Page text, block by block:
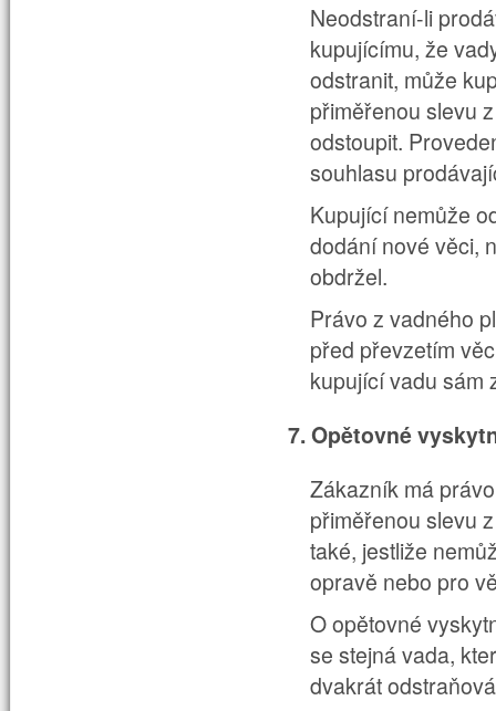
Neodstraní-li
kupujícímu, že
odstranit, může
přiměřenou slevu
odstoupit.
souhlasu
Kupující nemůže
dodání nové věci,
obdržel.
Právo z vadného
před převzetím
kupující vadu sám
7. Opětovné
Zákazník má
přiměřenou slevu
také, jestliže
opravě nebo pro
O opětovné
se stejná vada,
dvakrát